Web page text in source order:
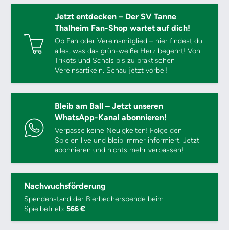
Jetzt entdecken – Der SV Tanne
Thalheim Fan-Shop wartet auf dich!
Ob Fan oder Vereinsmitglied – hier findest du
alles, was das grün-weiße Herz begehrt! Von
Trikots und Schals bis zu praktischen
Vereinsartikeln. Schau jetzt vorbei!
Bleib am Ball – Jetzt unseren
WhatsApp-Kanal abonnieren!
Verpasse keine Neuigkeiten! Folge den
Spielen live und bleib immer informiert. Jetzt
abonnieren und nichts mehr verpassen!
Nachwuchsförderung
Spendenstand der Bierbecherspende beim
Spielbetrieb:566 €